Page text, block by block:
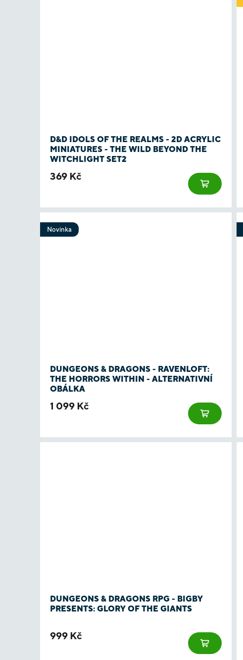
D&D IDOLS OF THE REALMS - 2D ACRYLIC
MINIATURES - THE WILD BEYOND THE
WITCHLIGHT SET2
369 Kč
Novinka
DUNGEONS & DRAGONS - RAVENLOFT:
THE HORRORS WITHIN - ALTERNATIVNÍ
OBÁLKA
1 099 Kč
DUNGEONS & DRAGONS RPG - BIGBY
PRESENTS: GLORY OF THE GIANTS
999 Kč